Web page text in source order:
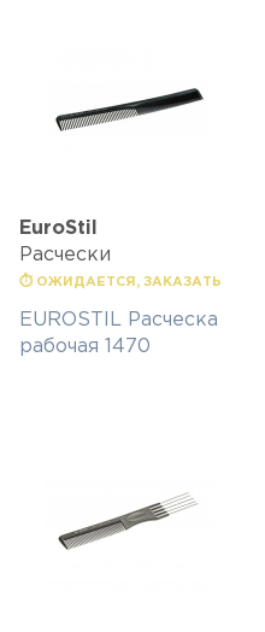
EuroStil
Расчески
⏱ ОЖИДАЕТСЯ, ЗАКАЗАТЬ
EUROSTIL Расческа
рабочая 1470